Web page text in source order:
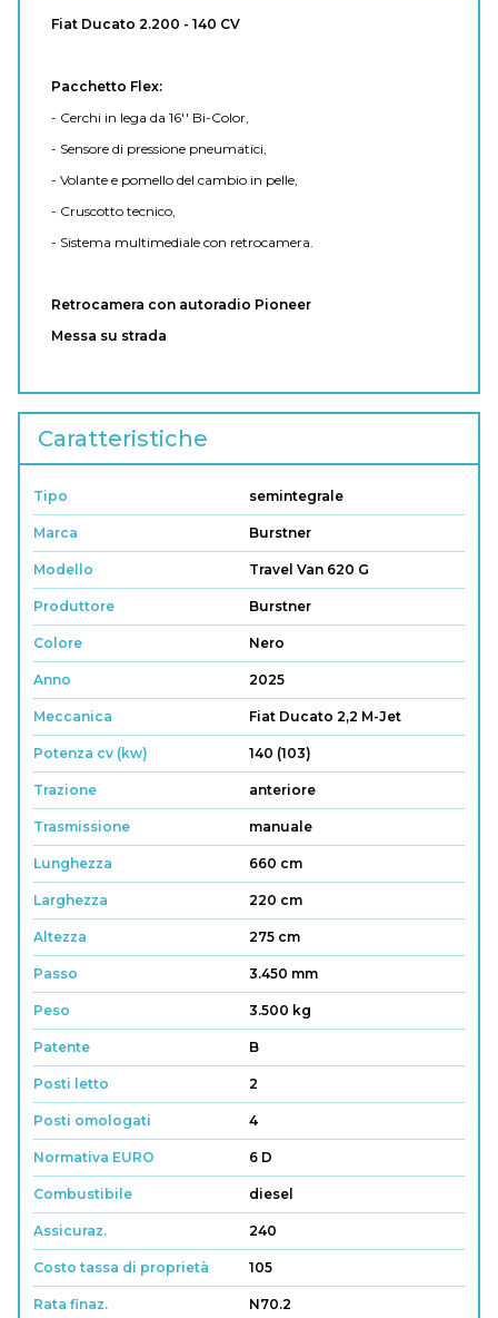
Fiat Ducato 2.200 - 140 CV
Pacchetto Flex:
- Cerchi in lega da 16'' Bi-Color,
- Sensore di pressione pneumatici,
- Volante e pomello del cambio in pelle,
- Cruscotto tecnico,
- Sistema multimediale con retrocamera.
Retrocamera con autoradio Pioneer
Messa su strada
Caratteristiche
Tipo semintegrale
Marca Burstner
Modello Travel Van 620 G
Produttore Burstner
Colore Nero
Anno 2025
Meccanica Fiat Ducato 2,2 M-Jet
Potenza cv (kw) 140 (103)
Trazione anteriore
Trasmissione manuale
Lunghezza 660 cm
Larghezza 220 cm
Altezza 275 cm
Passo 3.450 mm
Peso 3.500 kg
Patente B
Posti letto 2
Posti omologati 4
Normativa EURO 6 D
Combustibile diesel
Assicuraz. 240
Costo tassa di proprietà 105
Rata finaz. N70.2